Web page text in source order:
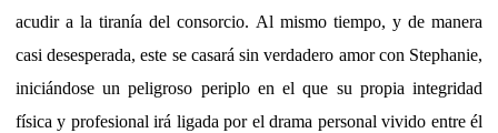
acudir a la tiranía del consorcio. Al mismo tiempo, y de manera
casi desesperada, este se casará sin verdadero amor con Stephanie,
iniciándose un peligroso periplo en el que su propia integridad
física y profesional irá ligada por el drama personal vivido entre él